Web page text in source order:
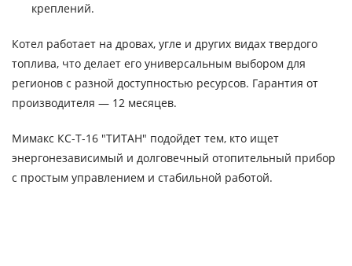
креплений.
Котел работает на дровах, угле и других видах твердого
топлива, что делает его универсальным выбором для
регионов с разной доступностью ресурсов. Гарантия от
производителя — 12 месяцев.
Мимакс КС-Т-16 "ТИТАН" подойдет тем, кто ищет
энергонезависимый и долговечный отопительный прибор
с простым управлением и стабильной работой.